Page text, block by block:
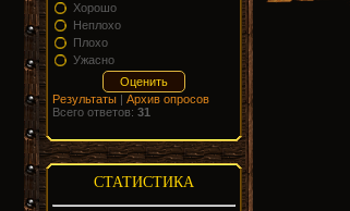
Хорошо
Неплохо
Плохо
Ужасно
Результаты | Архив опросов
Всего ответов: 31
СТАТИСТИКА